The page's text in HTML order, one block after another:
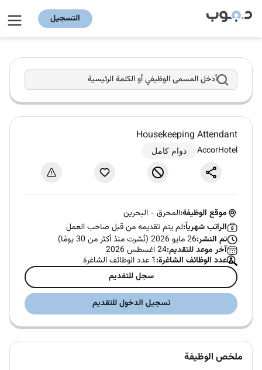
التسجيل
أدخل المسمى الوظيفي أو الكلمة الرئيسية
Housekeeping Attendant
AccorHotel دوام كامل
موقع الوظيفة:المحرق - البحرين
الراتب شهرياً:لم يتم تقديمه من قبل صاحب العمل
تم النشر:26 مايو 2026 (نُشرت منذ أكثر من 30 يومًا)
آخر موعد للتقديم:24 اغسطس 2026
عدد الوظائف الشاغرة:1 عدد الوظائف الشاغرة
سجل للتقديم
تسجيل الدخول للتقديم
ملخص الوظيفة